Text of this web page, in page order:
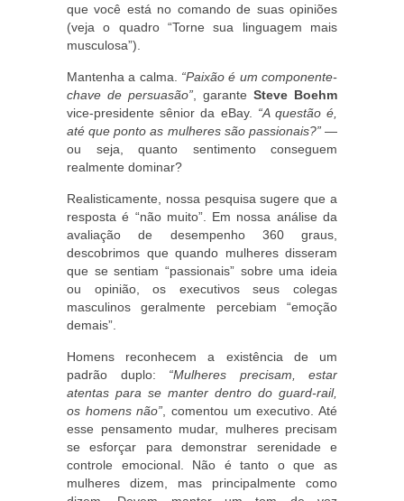
que você está no comando de suas opiniões
(veja o quadro “Torne sua linguagem mais
musculosa”).
Mantenha a calma. “Paixão é um componente-
chave de persuasão”, garante Steve Boehm
vice-presidente sênior da eBay. “A questão é,
até que ponto as mulheres são passionais?”—
ou seja, quanto sentimento conseguem
realmente dominar?
Realisticamente, nossa pesquisa sugere que a
resposta é “não muito”. Em nossa análise da
avaliação de desempenho 360 graus,
descobrimos que quando mulheres disseram
que se sentiam “passionais” sobre uma ideia
ou opinião, os executivos seus colegas
masculinos geralmente percebiam “emoção
demais”.
Homens reconhecem a existência de um
padrão duplo: “Mulheres precisam, estar
atentas para se manter dentro do guard-rail,
os homens não”, comentou um executivo. Até
esse pensamento mudar, mulheres precisam
se esforçar para demonstrar serenidade e
controle emocional. Não é tanto o que as
mulheres dizem, mas principalmente como